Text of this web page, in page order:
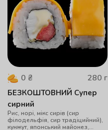
0 ₴ 280 г
БЕЗКОШТОВНИЙ Супер
сирний
Рис, норі, мікс сирів (сир
філодельфія, сир традіцийний),
кунжут, японський майонез,